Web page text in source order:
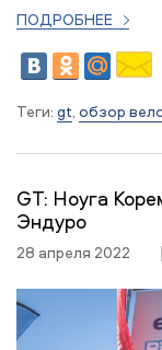
ПОДРОБНЕЕ
Теги: gt, обзор
GT: Ноуга
Эндуро
28 апреля 2022